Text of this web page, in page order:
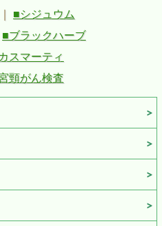
■シジュウム
■ブラックハーブ
スマーティ
頸がん検査